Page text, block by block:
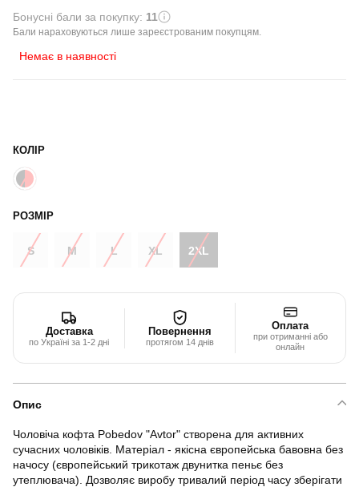
Бонусні бали за покупку: 11
Бали нараховуються лише зареєстрованим покупцям.
Немає в наявності
КОЛІР
РОЗМІР
S M L XL 2XL
Доставка
по Україні за 1-2 дні
Повернення
протягом 14 днів
Оплата
при отриманні або
онлайн
Опис
Чоловіча кофта Pobedov "Avtor" створена для активних
сучасних чоловіків. Матеріал - якісна європейська бавовна без
начосу (європейський трикотаж двунитка пеньє без
утеплювача). Дозволяє виробу тривалий період часу зберігати